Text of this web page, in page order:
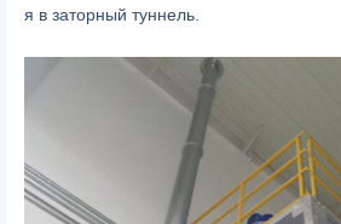
я в заторный туннель.